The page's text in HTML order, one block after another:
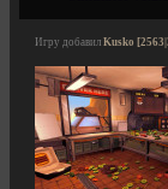
Игру добавил Kusko